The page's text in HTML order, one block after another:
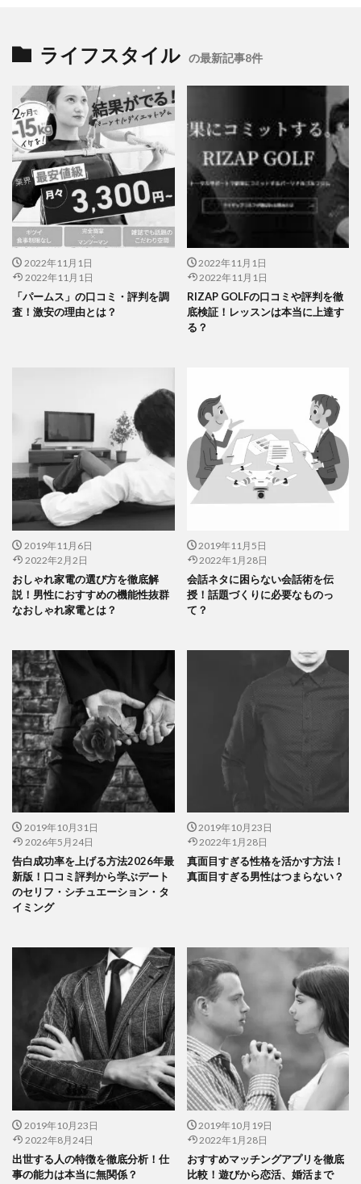
ライフスタイル の最新記事8件
2022年11月1日
2022年11月1日
「パームス」の口コミ・評判を調
査！激安の理由とは？
2022年11月1日
2022年11月1日
RIZAP GOLFの口コミや評判を徹
底検証！レッスンは本当に上達す
る？
2019年11月6日
2022年2月2日
おしゃれ家電の選び方を徹底解
説！男性におすすめの機能性抜群
なおしゃれ家電とは？
2019年11月5日
2022年1月28日
会話ネタに困らない会話術を伝
授！話題づくりに必要なものっ
て？
2019年10月31日
2026年5月24日
告白成功率を上げる方法2026年最
新版！口コミ評判から学ぶデート
のセリフ・シチュエーション・タ
イミング
2019年10月23日
2022年1月28日
真面目すぎる性格を活かす方法！
真面目すぎる男性はつまらない？
2019年10月23日
2022年8月24日
出世する人の特徴を徹底分析！仕
事の能力は本当に無関係？
2019年10月19日
2022年1月28日
おすすめマッチングアプリを徹底
比較！遊びから恋活、婚活まで